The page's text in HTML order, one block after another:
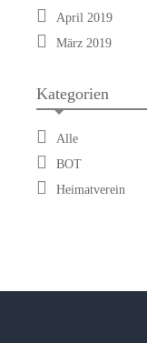
April 2019
März 2019
Kategorien
Alle
BOT
Heimatverein